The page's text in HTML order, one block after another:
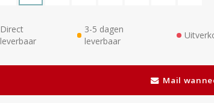
Direct
leverbaar
3-5 dagen
leverbaar
Mail